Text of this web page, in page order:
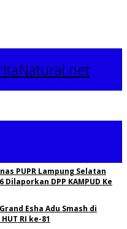
PUPR Lampung Selatan
Dilaporkan DPP KAMPUD Ke
Esha Adu Smash di
RI ke-81